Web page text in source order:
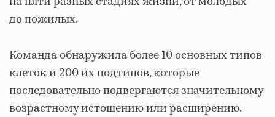
до пожилых.
Команда обнаружила более 10 основных типов
клеток и 200 их подтипов, которые
последовательно подвергаются значительному
возрастному истощению или расширению.